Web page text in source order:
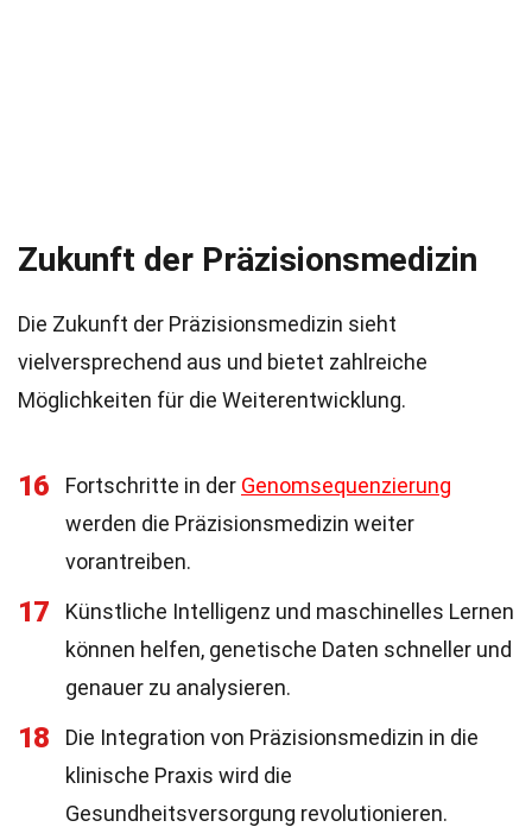
Zukunft der Präzisionsmedizin
Die Zukunft der Präzisionsmedizin sieht
vielversprechend aus und bietet zahlreiche
Möglichkeiten für die Weiterentwicklung.
16 Fortschritte in der Genomsequenzierung
werden die Präzisionsmedizin weiter
vorantreiben.
17
Künstliche Intelligenz und maschinelles Lernen
können helfen, genetische Daten schneller und
genauer zu analysieren.
18
Die Integration von Präzisionsmedizin in die
klinische Praxis wird die
Gesundheitsversorgung revolutionieren.